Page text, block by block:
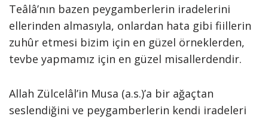
Teâlâ’nın bazen peygamberlerin iradelerini
ellerinden almasıyla, onlardan hata gibi fiillerin
zuhûr etmesi bizim için en güzel örneklerden,
tevbe yapmamız için en güzel misallerdendir.
Allah Zülcelâl’in Musa (a.s.)’a bir ağaçtan
seslendiğini ve peygamberlerin kendi iradeleri